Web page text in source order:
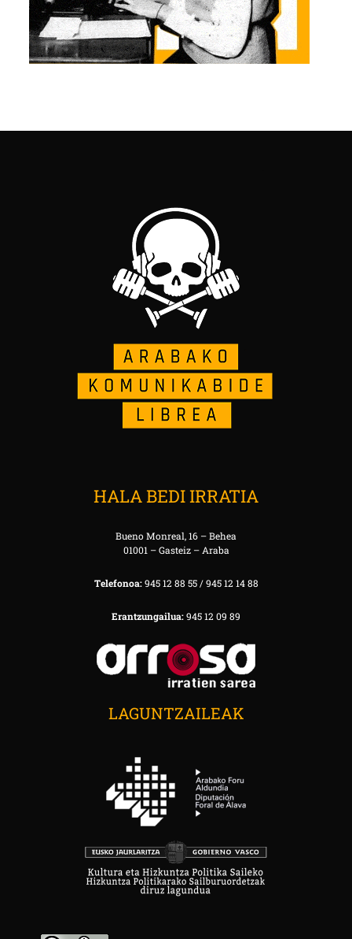
HALA BEDI IRRATIA
Bueno Monreal, 16 – Behea
01001 – Gasteiz – Araba
Telefonoa:945 12 88 55 / 945 12 14 88
Erantzungailua:945 12 09 89
LAGUNTZAILEAK